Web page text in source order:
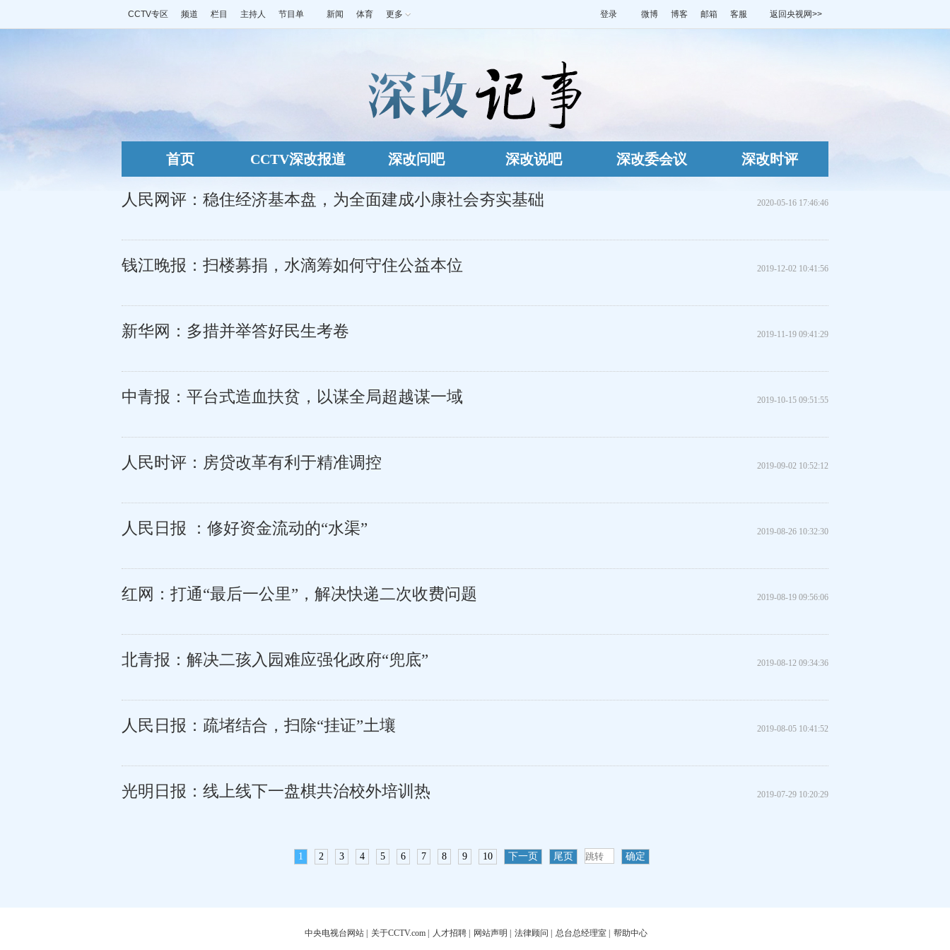
CCTV专区 频道 栏目 主持人 节目单 新闻 体育 更多 微博 博客 邮箱 客服 返回央视网>>
登录
首页 CCTV深改报道 深改问吧 深改说吧 深改委会议 深改时评
人民网评：稳住经济基本盘，为全面建成小康社会夯实基础 2020-05-16 17:46:46
钱江晚报：扫楼募捐，水滴筹如何守住公益本位 2019-12-02 10:41:56
新华网：多措并举答好民生考卷 2019-11-19 09:41:29
中青报：平台式造血扶贫，以谋全局超越谋一域 2019-10-15 09:51:55
人民时评：房贷改革有利于精准调控 2019-09-02 10:52:12
人民日报 ：修好资金流动的“水渠” 2019-08-26 10:32:30
红网：打通“最后一公里”，解决快递二次收费问题 2019-08-19 09:56:06
北青报：解决二孩入园难应强化政府“兜底” 2019-08-12 09:34:36
人民日报：疏堵结合，扫除“挂证”土壤 2019-08-05 10:41:52
光明日报：线上线下一盘棋共治校外培训热 2019-07-29 10:20:29
1 2 3 4 5 6 7 8 9 10 下一页 尾页 确定
中央电视台网站 关于CCTV.com 人才招聘 网站声明 法律顾问 总台总经理室 帮助中心